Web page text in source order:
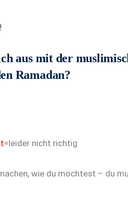
aus mit der
Ramadan?
=leider nicht richtig
wie du möchtest – du